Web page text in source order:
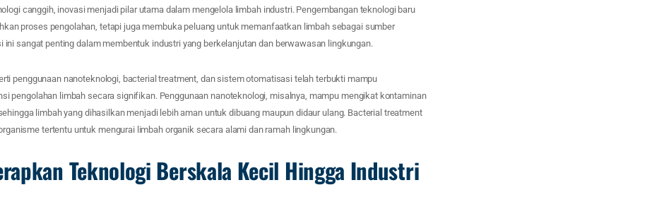
canggih, inovasi menjadi pilar utama dalam mengelola limbah industri. Pengembangan teknologi baru
proses pengolahan, tetapi juga membuka peluang untuk memanfaatkan limbah sebagai sumber
ini sangat penting dalam membentuk industri yang berkelanjutan dan berwawasan lingkungan.
penggunaan nanoteknologi, bacterial treatment, dan sistem otomatisasi telah terbukti mampu
pengolahan limbah secara signifikan. Penggunaan nanoteknologi, misalnya, mampu mengikat kontaminan
limbah yang dihasilkan menjadi lebih aman untuk dibuang maupun didaur ulang. Bacterial treatment
tertentu untuk mengurai limbah organik secara alami dan ramah lingkungan.
Teknologi Berskala Kecil Hingga Industri